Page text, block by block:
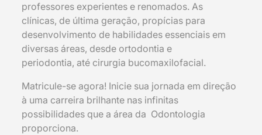
professores experientes e renomados. As
clínicas, de última geração, propícias para
desenvolvimento de habilidades essenciais em
diversas áreas, desde ortodontia e
periodontia, até cirurgia bucomaxilofacial.
Matricule-se agora! Inicie sua jornada em direção
à uma carreira brilhante nas infinitas
possibilidades que a área da Odontologia
proporciona.